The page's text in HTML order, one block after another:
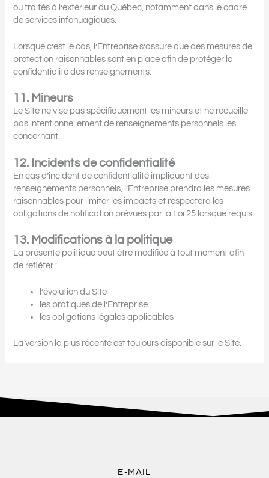
ou traités à l’extérieur du Québec, notamment dans le cadre
de services infonuagiques.
Lorsque c’est le cas, l’Entreprise s’assure que des mesures de
protection raisonnables sont en place afin de protéger la
confidentialité des renseignements.
11. Mineurs
Le Site ne vise pas spécifiquement les mineurs et ne recueille
pas intentionnellement de renseignements personnels les
concernant.
12. Incidents de confidentialité
En cas d’incident de confidentialité impliquant des
renseignements personnels, l’Entreprise prendra les mesures
raisonnables pour limiter les impacts et respectera les
obligations de notification prévues par la Loi 25 lorsque requis.
13. Modifications à la politique
La présente politique peut être modifiée à tout moment afin
de refléter :
l’évolution du Site
les pratiques de l’Entreprise
les obligations légales applicables
La version la plus récente est toujours disponible sur le Site.
E-MAIL